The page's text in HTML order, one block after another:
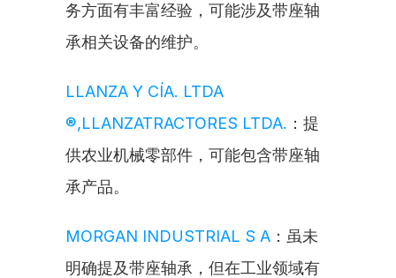
务方面有丰富经验，可能涉及带座轴
承相关设备的维护。
LLANZA Y CÍA. LTDA
®,LLANZATRACTORES LTDA. ：提
供农业机械零部件，可能包含带座轴
承产品。
MORGAN INDUSTRIAL S A ：虽未
明确提及带座轴承，但在工业领域有